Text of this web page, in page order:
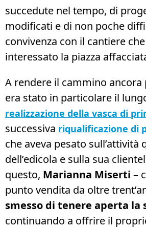
succedute nel tempo, di
modificati e di non poche
convivenza con il cantiere
interessato la piazza
A rendere il cammino ancora
era stato in particolare il
realizzazione della vasca di
successiva riqualificazione di
che aveva pesato sull’attività
dell’edicola e sulla sua
questo, Marianna Miserti –
punto vendita da oltre
smesso di tenere aperta la
continuando a offrire il